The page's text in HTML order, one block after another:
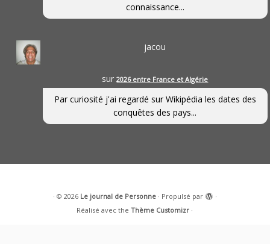
connaissance...
jacou
sur2026 entre France et Algérie
Par curiosité j'ai regardé sur Wikipédia les dates des
conquêtes des pays...
· © 2026 Le journal de Personne· Propulsé par
·
Réalisé avec theThème Customizr ·